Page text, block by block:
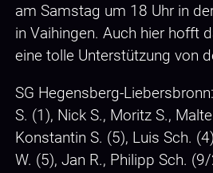
am Samstag um 18 Uhr in
in Vaihingen. Auch hier hofft
eine tolle Unterstützung von
SG Hegensberg-
S. (1), Nick S., Moritz S.,
Konstantin S. (5), Luis Sch.
W. (5), Jan R., Philipp Sch.